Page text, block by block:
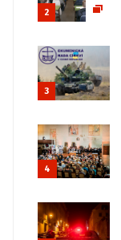
2
3
4